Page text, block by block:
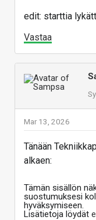
edit: starttia
Vastaa
Mar 13, 2026
Tänään
alkaen:
Tämän sisällön
suostumuksesi
hyväksymiseen.
Lisätietoja löydät